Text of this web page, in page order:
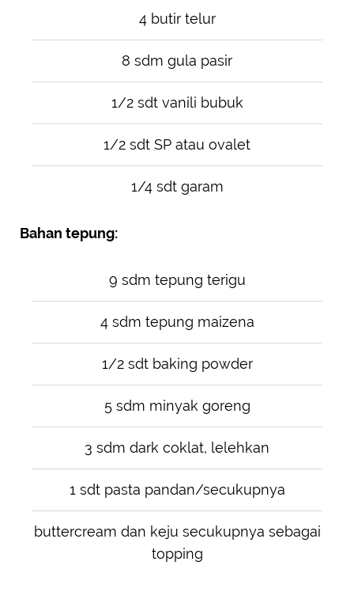
4 butir telur
8 sdm gula pasir
1/2 sdt vanili bubuk
1/2 sdt SP atau ovalet
1/4 sdt garam
Bahan tepung:
9 sdm tepung terigu
4 sdm tepung maizena
1/2 sdt baking powder
5 sdm minyak goreng
3 sdm dark coklat, lelehkan
1 sdt pasta pandan/secukupnya
buttercream dan keju secukupnya sebagai
topping